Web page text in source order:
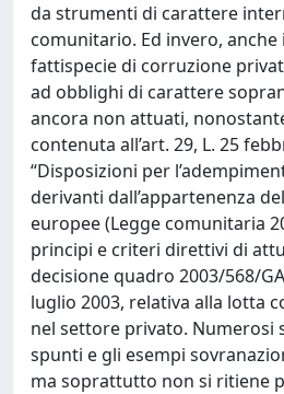
da strumenti di carattere
comunitario. Ed invero, anche
fattispecie di corruzione
ad obblighi di carattere
ancora non attuati,
contenuta all’art. 29, L. 25
“Disposizioni per
derivanti dall’appartenenza
europee (Legge comunitaria
principi e criteri direttivi di
decisione quadro 2003/568/
luglio 2003, relativa alla lotta
nel settore privato. Numerosi
spunti e gli esempi
ma soprattutto non si ritiene